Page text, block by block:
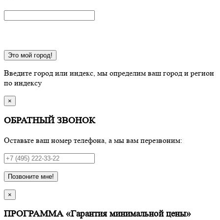
Это мой город!
Введите город или индекс, мы определим ваш город и регион
по индексу
×
ОБРАТНЫЙ ЗВОНОК
Оставьте ваш номер телефона, а мы вам перезвоним:
Позвоните мне!
×
ПРОГРАММА «Гарантия минимальной цены»